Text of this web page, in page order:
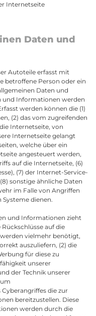
Internetseite
Daten und
Autoteile erfasst mit
betroffene Person oder ein
Daten und
und Informationen werden
werden können die (1)
(2) das vom zugreifenden
Internetseite, von
Internetseite gelangt
welche über ein
angesteuert werden,
auf die Internetseite, (6)
(7) der Internet-Service-
sonstige ähnliche Daten
im Falle von Angriffen
dienen.
und Informationen zieht
auf die
vielmehr benötigt,
auszuliefern, (2) die
für diese zu
unserer
der Technik unserer
die zur
bereitzustellen. Diese
werden durch die